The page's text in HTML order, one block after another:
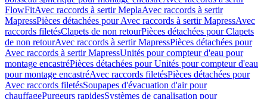
FlowFitAvec raccords à sertir MeplaAvec raccords à sertir
MapressPièces détachées pour Avec raccords à sertir MapressAvec
raccords filetésClapets de non retourPièces détachées pour Clapets
de non retourAvec raccords à sertir MapressPièces détachées pour
Avec raccords à sertir MapressUnités pour compteur d'eau pour
montage encastréPièces détachées pour Unités pour compteur d'eau
pour montage encastréAvec raccords filetésPièces détachées pour
Avec raccords filetésSoupapes d'évacuation d'air pour
chauffagePurgeurs rapidesSystèmes de canalisation pour